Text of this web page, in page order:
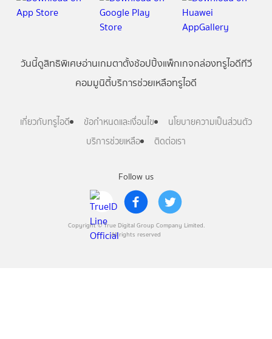
Follow us
Copyright © True Digital Group Company Limited.
All rights reserved
วันนี้ดูสิทธิพิเศษอ่านเกมตาตั้งช้อปปิ้งแพ็กเกจกล่องทรูไอดีทีวี
คอมมูนิตี้บริการช่วยเหลือทรูไอดี
เกี่ยวกับทรูไอดี ข้อกำหนดและเงื่อนไข
นโยบายความเป็นส่วนตัว
บริการช่วยเหลือ
ติดต่อเรา